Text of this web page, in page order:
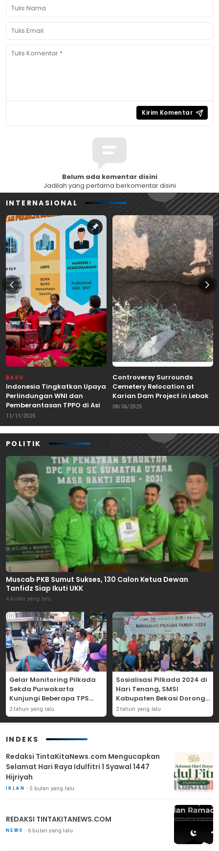
Belum ada komentar disini
Jadilah yang pertama berkomentar disini
INTERNASIONAL
BARU
Indonesia Tingkatkan Upaya
Perlindungan WNI dan
Pemberantasan TPPO di Asia
Tenggara
11/11/2025
Controversy Surrounds
Cemetery Relocation at
Karian Dam Project in Lebak,
Banten
08/06/2025
POLITIK
Muscab PKB Sumut Sukses, 130 Calon Ketua Dewan
Tanfidz Siap Ikuti UKK
4 bulan yang lalu
Gelar Monitoring Pilkada
Sekda Purwakarta
Kunjungi Beberapa TPS
Yang Ada Di Purwakarta
2 tahun yang lalu
Sosialisasi Pilkada 2024 di
Hari Tenang, SMSI
Kabupaten Bekasi Dorong
Angka Partisipasi
Masyarakat
2 tahun yang lalu
INDEKS
Redaksi TintaKitaNews.com Mengucapkan
Selamat Hari Raya Idulfitri 1 Syawal 1447
Hijriyah
IKLAN 5 bulan yang lalu
REDAKSI TINTAKITANEWS.COM
NEWS 6 bulan yang lalu